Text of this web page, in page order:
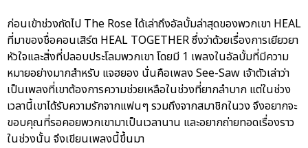
ก่อนเข้าช่วงถัดไป The Rose ได้เล่าถึงอัลบั้มล่าสุดของพวกเขา HEAL
ที่มาของชื่อคอนเสิร์ต HEAL TOGETHER ซึ่งว่าด้วยเรื่องการเยียวยา
หัวใจและสิ่งที่ปลอบประโลมพวกเขา โดยมี 1 เพลงในอัลบั้มที่มีความ
หมายอย่างมากสำหรับ แจฮยอง นั่นคือเพลง See-Saw เจ้าตัวเล่าว่า
เป็นเพลงที่เขาต้องการความช่วยเหลือในช่วงที่ยากลำบาก แต่ในช่วง
เวลานี้เขาได้รับความรักจากแฟนๆ รวมถึงจากสมาชิกในวง จึงอยากจะ
ขอบคุณที่รอคอยพวกเขามาเป็นเวลานาน และอยากถ่ายทอดเรื่องราว
ในช่วงนั้น จึงเขียนเพลงนี้ขึ้นมา